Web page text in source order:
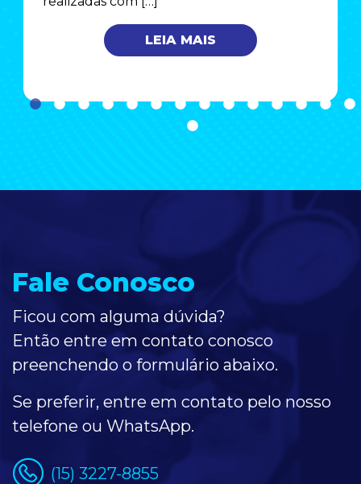
LEIA MAIS
Fale Conosco
Ficou com alguma dúvida?
Então entre em contato conosco
preenchendo o formulário abaixo.
Se preferir, entre em contato pelo nosso
telefone ou WhatsApp.
(15) 3227-8855